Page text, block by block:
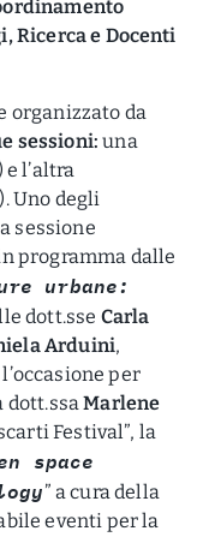
Ricerca e Docenti
organizzato da
sessioni:una
l’altra
Uno degli
sessione
programma dalle
urbane:
dott.sse Carla
Arduini,
per
dott.ssaMarlene
Festival”, la
space
” a cura della
eventi per la